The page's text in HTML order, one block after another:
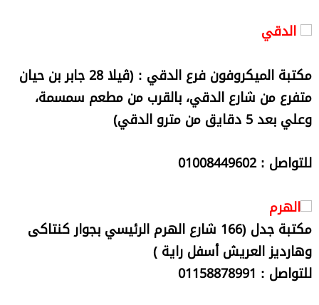
الدقي
مكتبة الميكروفون فرع الدقي : (ڤيلا 28 جابر بن حيان
متفرع من شارع الدقي، بالقرب من مطعم سمسمة،
وعلي بعد 5 دقايق من مترو الدقي)
للتواصل : 01008449602
الهرم
مكتبة جدل (166 شارع الهرم الرئيسي بجوار كنتاكى
وهارديز العريش أسفل راية )
للتواصل : 01158878991